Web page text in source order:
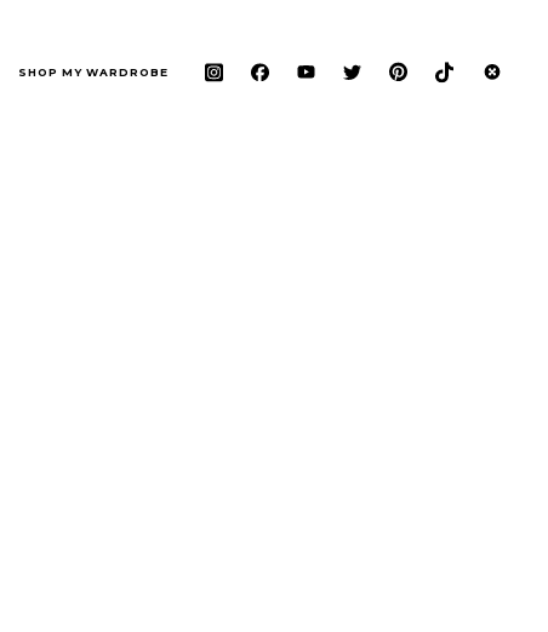
SHOP MY WARDROBE